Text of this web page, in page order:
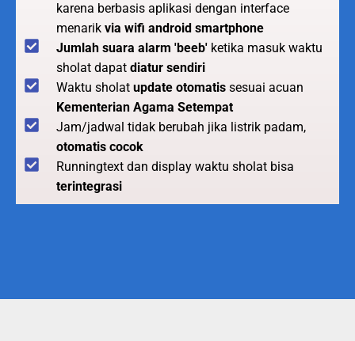
karena berbasis aplikasi dengan interface
menarik via wifi android smartphone
Jumlah suara alarm 'beeb' ketika masuk waktu
sholat dapat diatur sendiri
Waktu sholat update otomatis sesuai acuan
Kementerian Agama Setempat
Jam/jadwal tidak berubah jika listrik padam,
otomatis cocok
Runningtext dan display waktu sholat bisa
terintegrasi